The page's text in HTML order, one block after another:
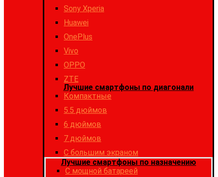
Sony Xperia
Huawei
OnePlus
Vivo
OPPO
ZTE
Лучшие смартфоны по диагонали
Компактные
5.5 дюймов
6 дюймов
7 дюймов
С большим экраном
Лучшие смартфоны по назначению
C мощной батареей